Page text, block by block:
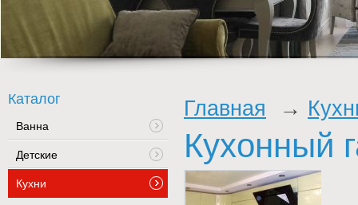
Главная
Кухонный
Каталог
Ванна
Детские
Кухни